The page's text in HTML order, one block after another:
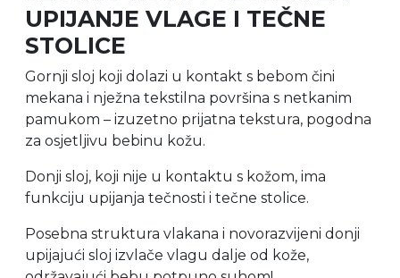
UPIJANJE VLAGE I TEČNE
STOLICE
Gornji sloj koji dolazi u kontakt s bebom čini
mekana i nježna tekstilna površina s netkanim
pamukom – izuzetno prijatna tekstura, pogodna
za osjetljivu bebinu kožu.
Donji sloj, koji nije u kontaktu s kožom, ima
funkciju upijanja tečnosti i tečne stolice.
Posebna struktura vlakana i novorazvijeni donji
upijajući sloj izvlače vlagu dalje od kože,